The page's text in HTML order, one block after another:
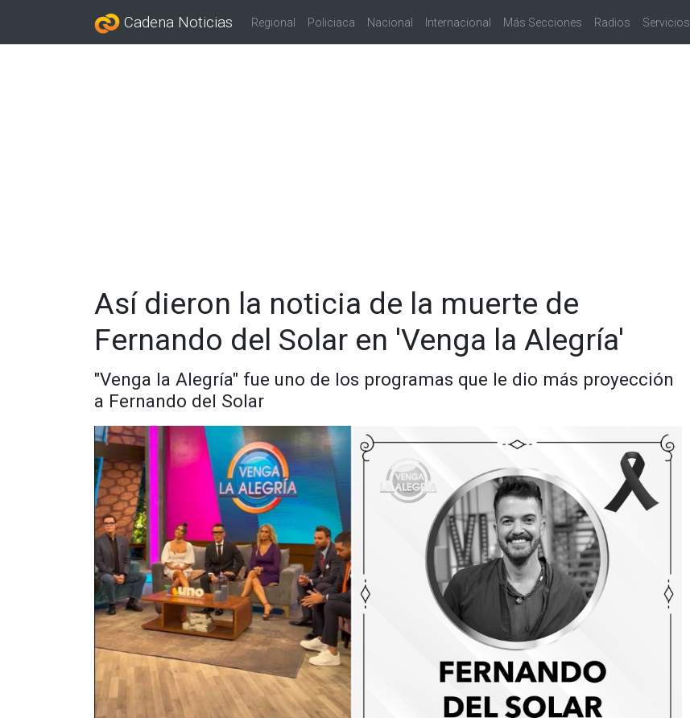
Cadena Noticias Regional Policiaca Nacional Internacional Más Secciones Radios Servicios
Así dieron la noticia de la muerte de
Fernando del Solar en 'Venga la Alegría'
"Venga la Alegría" fue uno de los programas que le dio más proyección
a Fernando del Solar